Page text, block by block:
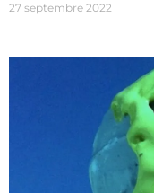
27 septembre 2022